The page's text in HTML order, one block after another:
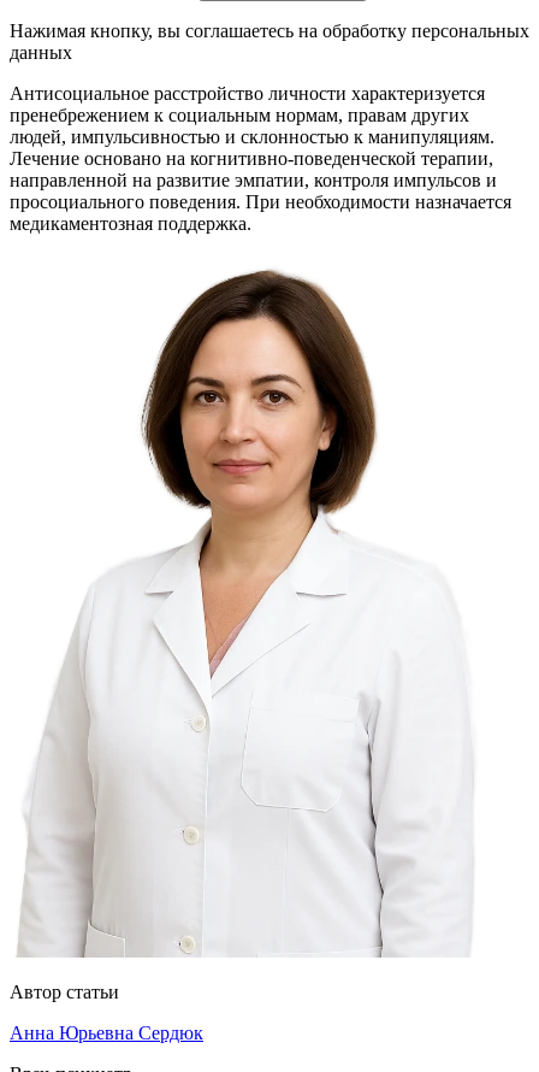
Нажимая кнопку, вы соглашаетесь на обработку персональных
данных
Антисоциальное расстройство личности характеризуется
пренебрежением к социальным нормам, правам других
людей, импульсивностью и склонностью к манипуляциям.
Лечение основано на когнитивно-поведенческой терапии,
направленной на развитие эмпатии, контроля импульсов и
просоциального поведения. При необходимости назначается
медикаментозная поддержка.
Автор статьи
Анна Юрьевна Сердюк